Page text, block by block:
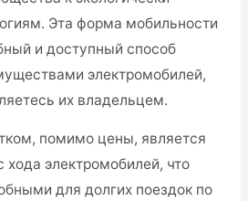
Эта форма мобильности
и доступный способ
электромобилей,
их владельцем.
помимо цены, является
хода электромобилей, что
для долгих поездок по